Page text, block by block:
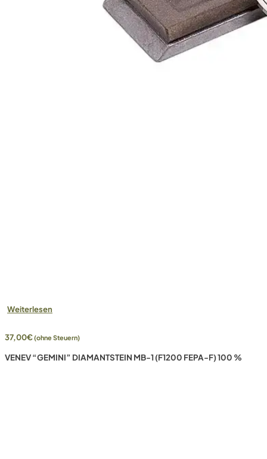
Weiterlesen
37,00€(ohne Steuern)
VENEV “GEMINI” DIAMANTSTEIN MB-1 (F1200 FEPA-F) 100 %